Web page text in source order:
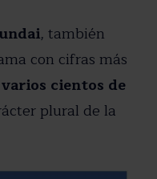
, también
con cifras más
varios cientos de
plural de la